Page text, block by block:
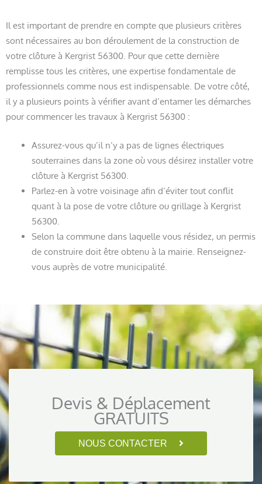
Il est important de prendre en compte que plusieurs critères
sont nécessaires au bon déroulement de la construction de
votre clôture à Kergrist 56300. Pour que cette dernière
remplisse tous les critères, une expertise fondamentale de
professionnels comme nous est indispensable. De votre côté,
il y a plusieurs points à vérifier avant d’entamer les démarches
pour commencer les travaux à Kergrist 56300 :
Assurez-vous qu’il n’y a pas de lignes électriques
souterraines dans la zone où vous désirez installer votre
clôture à Kergrist 56300.
Parlez-en à votre voisinage afin d’éviter tout conflit
quant à la pose de votre clôture ou grillage à Kergrist
56300.
Selon la commune dans laquelle vous résidez, un permis
de construire doit être obtenu à la mairie. Renseignez-
vous auprès de votre municipalité.
Devis & Déplacement
GRATUITS
NOUS CONTACTER